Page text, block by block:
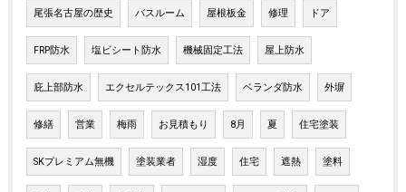
尾張名古屋の歴史 バスルーム 屋根板金 修理 ドア
FRP防水 塩ビシート防水 機械固定工法 屋上防水
庇上部防水 エクセルテックス101工法 ベランダ防水 外塀
修繕 営業 梅雨 お見積もり 8月 夏 住宅塗装
SKプレミアム無機 塗装業者 湿度 住宅 遮熱 塗料